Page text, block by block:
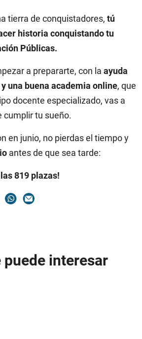
tierra de conquistadores, tú
historia conquistando tu
Públicas.
a prepararte, con la ayuda
una buena academia online, que
docente especializado, vas a
cumplir tu sueño.
en junio, no pierdas el tiempo y
antes de que sea tarde:
819 plazas!
puede interesar